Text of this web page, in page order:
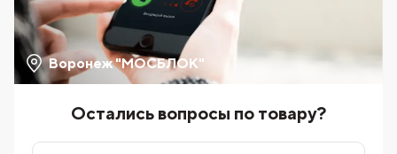
Воронеж "МОСБЛОК"
Остались вопросы по товару?